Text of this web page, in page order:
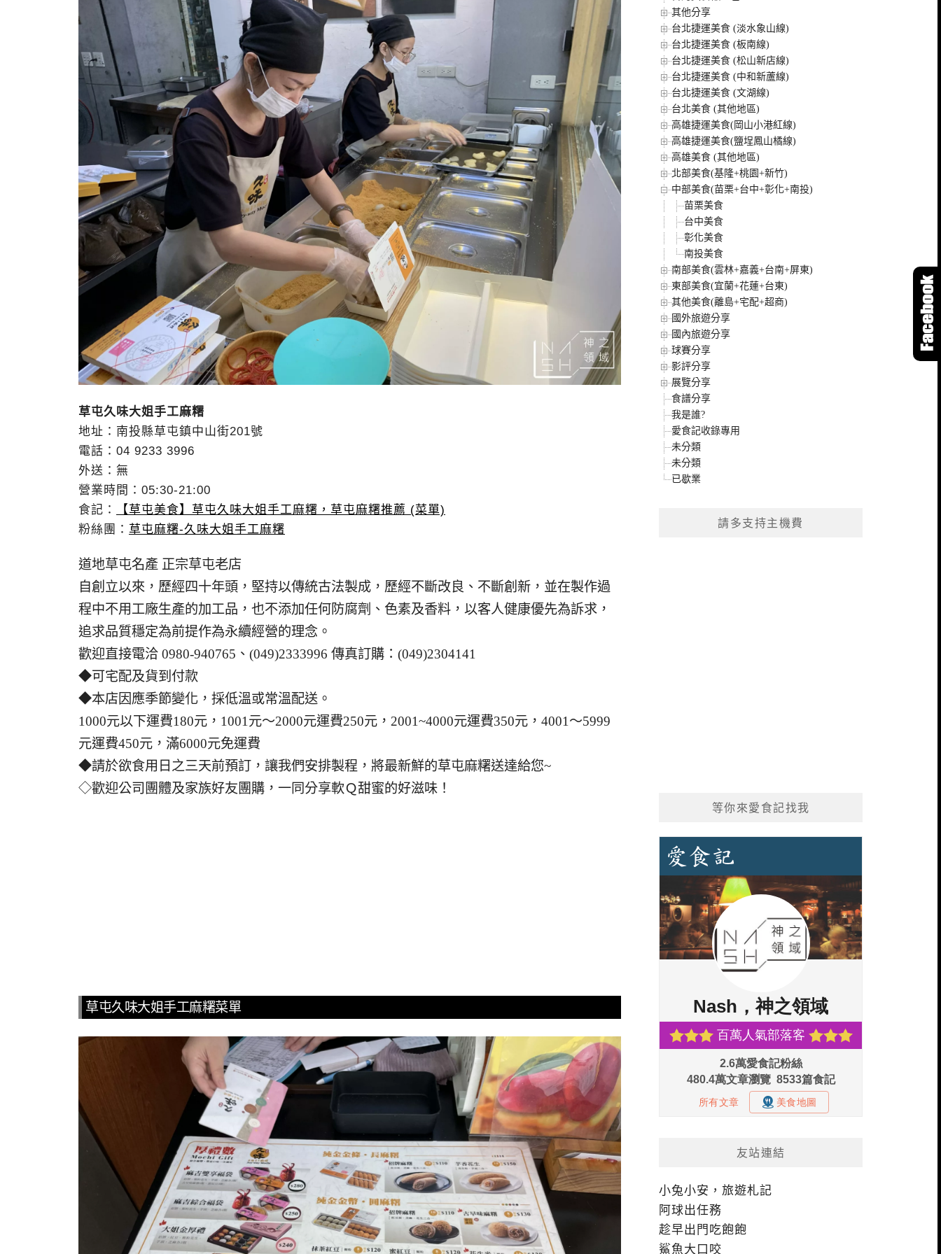
草屯久味大姐手工麻糬
地址：南投縣草屯鎮中山街201號
電話：04 9233 3996
外送：無
營業時間：05:30-21:00
食記：
【草屯美食】草屯久味大姐手工麻糬，草屯麻糬推薦 (菜單)
粉絲團： 草屯麻糬-久味大姐手工麻糬
道地草屯名產 正宗草屯老店
自創立以來，歷經四十年頭，堅持以傳統古法製成，歷經不斷改良、不斷創新，並在製作過
程中不用工廠生產的加工品，也不添加任何防腐劑、色素及香料，以客人健康優先為訴求，
追求品質穩定為前提作為永續經營的理念。
歡迎直接電洽 0980-940765、(049)2333996 傳真訂購：(049)2304141
◆可宅配及貨到付款
◆本店因應季節變化，採低溫或常溫配送。
1000元以下運費180元，1001元～2000元運費250元，2001~4000元運費350元，4001～5999
元運費450元，滿6000元免運費
◆請於欲食用日之三天前預訂，讓我們安排製程，將最新鮮的草屯麻糬送達給您~
◇歡迎公司團體及家族好友團購，一同分享軟Ｑ甜蜜的好滋味！
草屯久味大姐手工麻糬菜單
其他分享
台北捷運美食 (淡水象山線)
台北捷運美食 (板南線)
台北捷運美食 (松山新店線)
台北捷運美食 (中和新蘆線)
台北捷運美食 (文湖線)
台北美食 (其他地區)
高雄捷運美食(岡山小港紅線)
高雄捷運美食(鹽埕鳳山橘線)
高雄美食 (其他地區)
北部美食(基隆+桃園+新竹)
中部美食(苗栗+台中+彰化+南投)
苗栗美食
台中美食
彰化美食
南投美食
南部美食(雲林+嘉義+台南+屏東)
東部美食(宜蘭+花蓮+台東)
其他美食(離島+宅配+超商)
國外旅遊分享
國內旅遊分享
球賽分享
影評分享
展覽分享
食譜分享
我是誰?
愛食記收錄專用
未分類
未分類
已歇業
請多支持主機費
等你來愛食記找我
友站連結
小兔小安，旅遊札記
阿球出任務
趁早出門吃飽飽
鯊魚大口咬